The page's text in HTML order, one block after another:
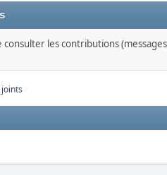
les contributions